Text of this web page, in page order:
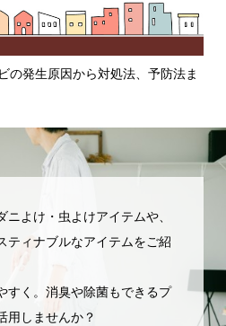
の発生原因から対処法、予防法ま
よけ・虫よけアイテムや、
ティナブルなアイテムをご紹
すく。消臭や除菌もできるプ
用しませんか？